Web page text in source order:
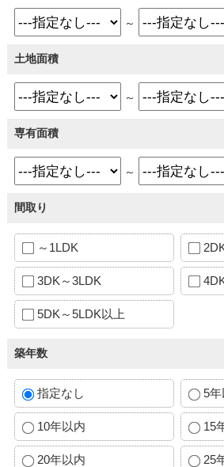
～
土地面積
～
専有面積
～
間取り
～1LDK
3DK～3LDK
5DK～5LDK以上
築年数
指定なし 5年
10年以内 15
20年以内 25